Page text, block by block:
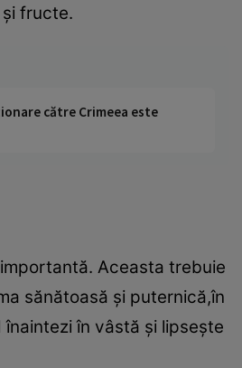
fructe.
către Crimeea este
Aceasta trebuie
sănătoasă şi puternică,în
în vâstă şi lipseşte